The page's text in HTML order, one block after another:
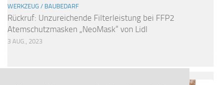
WERKZEUG / BAUBEDARF
Rückruf: Unzureichende Filterleistung bei FFP2
Atemschutzmasken „NeoMask“ von Lidl
3 AUG., 2023